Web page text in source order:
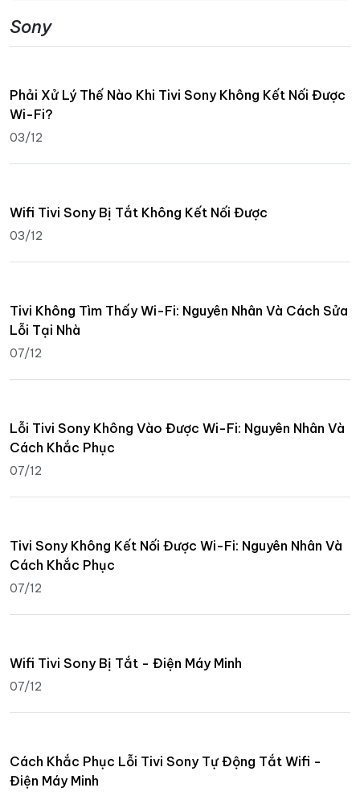
Sony
Phải Xử Lý Thế Nào Khi Tivi Sony Không Kết Nối Được
Wi-Fi?
03/12
Wifi Tivi Sony Bị Tắt Không Kết Nối Được
03/12
Tivi Không Tìm Thấy Wi-Fi: Nguyên Nhân Và Cách Sửa
Lỗi Tại Nhà
07/12
Lỗi Tivi Sony Không Vào Được Wi-Fi: Nguyên Nhân Và
Cách Khắc Phục
07/12
Tivi Sony Không Kết Nối Được Wi-Fi: Nguyên Nhân Và
Cách Khắc Phục
07/12
Wifi Tivi Sony Bị Tắt - Điện Máy Minh
07/12
Cách Khắc Phục Lỗi Tivi Sony Tự Động Tắt Wifi -
Điện Máy Minh